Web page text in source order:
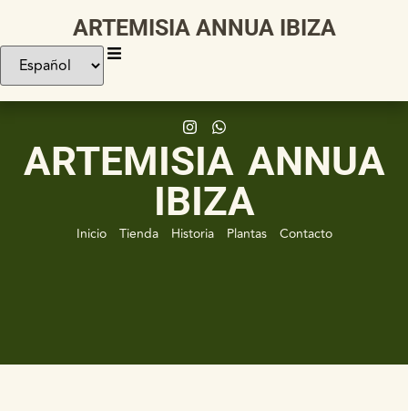
ARTEMISIA ANNUA IBIZA
ARTEMISIA ANNUA
IBIZA
Inicio Tienda Historia Plantas Contacto